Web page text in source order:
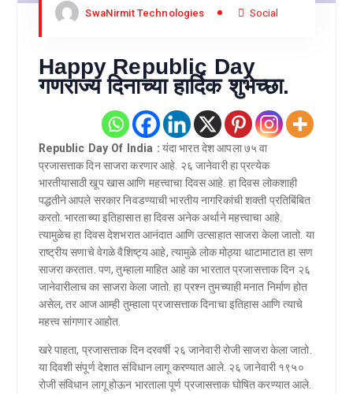
SwaNirmit Technologies
Social
Happy Republic Day
गणराज्य दिनाच्या हार्दिक शुभेच्छा.
Republic Day Of India : यंदा भारत देश आपला ७५ वा
प्रजासत्ताक दिन साजरा करणार आहे. २६ जानेवारी हा प्रत्येक
भारतीयासाठी खूप खास आणि महत्त्वाचा दिवस आहे. हा दिवस लोकशाही
पद्धतीने आपले सरकार निवडण्याची भारतीय नागरिकांची शक्ती प्रतिबिंबित
करतो. भारताच्या इतिहासात हा दिवस अनेक अर्थाने महत्त्वाचा आहे.
त्यामुळेच हा दिवस देशभरात आनंदात आणि उत्साहात साजरा केला जातो. या
राष्ट्रीय सणाचे वेगळे वैशिष्ट्य आहे, त्यामुळे लोक मोठ्या थाटामाटात हा सण
साजरा करतात. पण, तुम्हाला माहित आहे का भारतात प्रजासत्ताक दिन २६
जानेवारीलाच का साजरा केला जातो. हा प्रश्न तुमच्याही मनात निर्माण होत
असेल, तर आज आम्ही तुम्हाला प्रजासत्ताक दिनाचा इतिहास आणि त्याचे
महत्त्व सांगणार आहोत.
खरे पाहता, प्रजासत्ताक दिन दरवर्षी २६ जानेवारी रोजी साजरा केला जातो.
या दिवशी संपूर्ण देशात संविधान लागू करण्यात आले. २६ जानेवारी १९५०
रोजी संविधान लागू होऊन भारताला पूर्ण प्रजासत्ताक घोषित करण्यात आले.